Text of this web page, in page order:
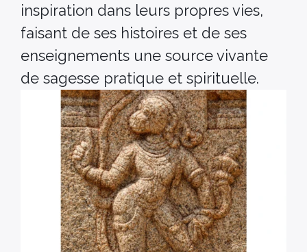
inspiration dans leurs propres vies,
faisant de ses histoires et de ses
enseignements une source vivante
de sagesse pratique et spirituelle.